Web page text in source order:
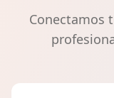
Conectamos